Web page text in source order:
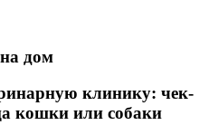
дом
клинику: чек-
кошки или собаки